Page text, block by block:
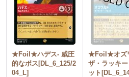
★Foil★ハデス- 威圧
的なボス[DL_6_125/2
04_L]
★Foil★オズ
ザ・ラッキ
ット